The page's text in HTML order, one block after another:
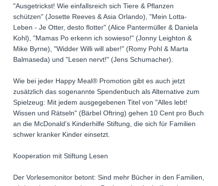
"Ausgetrickst! Wie einfallsreich sich Tiere & Pflanzen
schützen" (Josette Reeves & Asia Orlando), "Mein Lotta-
Leben - Je Otter, desto flotter" (Alice Pantermüller & Daniela
Kohl), "Mamas Po erkenn ich sowieso!" (Jonny Leighton &
Mike Byrne), "Widder Willi will aber!" (Romy Pohl & Marta
Balmaseda) und "Lesen nervt!" (Jens Schumacher).
Wie bei jeder Happy Meal® Promotion gibt es auch jetzt
zusätzlich das sogenannte Spendenbuch als Alternative zum
Spielzeug: Mit jedem ausgegebenen Titel von "Alles lebt!
Wissen und Rätseln" (Bärbel Oftring) gehen 10 Cent pro Buch
an die McDonald's Kinderhilfe Stiftung, die sich für Familien
schwer kranker Kinder einsetzt.
Kooperation mit Stiftung Lesen
Der Vorlesemonitor betont: Sind mehr Bücher in den Familien,